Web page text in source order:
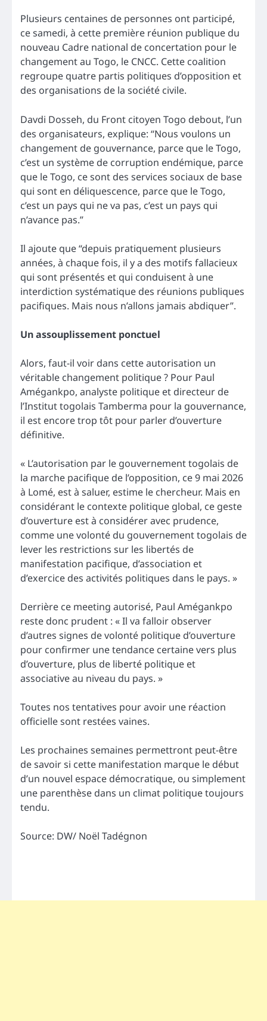
Plusieurs centaines de personnes ont participé,
ce samedi, à cette première réunion publique du
nouveau Cadre national de concertation pour le
changement au Togo, le CNCC. Cette coalition
regroupe quatre partis politiques d’opposition et
des organisations de la société civile.
Davdi Dosseh, du Front citoyen Togo debout, l’un
des organisateurs, explique: “Nous voulons un
changement de gouvernance, parce que le Togo,
c’est un système de corruption endémique, parce
que le Togo, ce sont des services sociaux de base
qui sont en déliquescence, parce que le Togo,
c’est un pays qui ne va pas, c’est un pays qui
n’avance pas.”
Il ajoute que “depuis pratiquement plusieurs
années, à chaque fois, il y a des motifs fallacieux
qui sont présentés et qui conduisent à une
interdiction systématique des réunions publiques
pacifiques. Mais nous n’allons jamais abdiquer”.
Un assouplissement ponctuel
Alors, faut-il voir dans cette autorisation un
véritable changement politique ? Pour Paul
Amégankpo, analyste politique et directeur de
l’Institut togolais Tamberma pour la gouvernance,
il est encore trop tôt pour parler d’ouverture
définitive.
« L’autorisation par le gouvernement togolais de
la marche pacifique de l’opposition, ce 9 mai 2026
à Lomé, est à saluer, estime le chercheur. Mais en
considérant le contexte politique global, ce geste
d’ouverture est à considérer avec prudence,
comme une volonté du gouvernement togolais de
lever les restrictions sur les libertés de
manifestation pacifique, d’association et
d’exercice des activités politiques dans le pays. »
Derrière ce meeting autorisé, Paul Amégankpo
reste donc prudent : « Il va falloir observer
d’autres signes de volonté politique d’ouverture
pour confirmer une tendance certaine vers plus
d’ouverture, plus de liberté politique et
associative au niveau du pays. »
Toutes nos tentatives pour avoir une réaction
officielle sont restées vaines.
Les prochaines semaines permettront peut-être
de savoir si cette manifestation marque le début
d’un nouvel espace démocratique, ou simplement
une parenthèse dans un climat politique toujours
tendu.
Source: DW/ Noël Tadégnon